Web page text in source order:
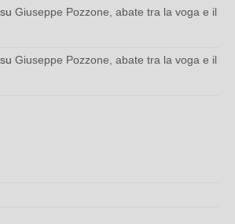
su Giuseppe Pozzone, abate tra la voga e il
su Giuseppe Pozzone, abate tra la voga e il